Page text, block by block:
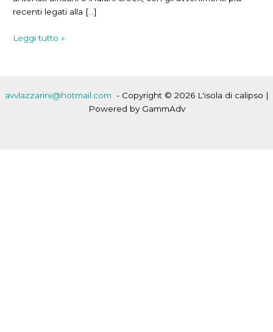
recenti legati alla […]
I
di
Leggi tutto »
avvlazzarini@hotmail.com - Copyright © 2026 L'isola di calipso |
Powered by GammAdv